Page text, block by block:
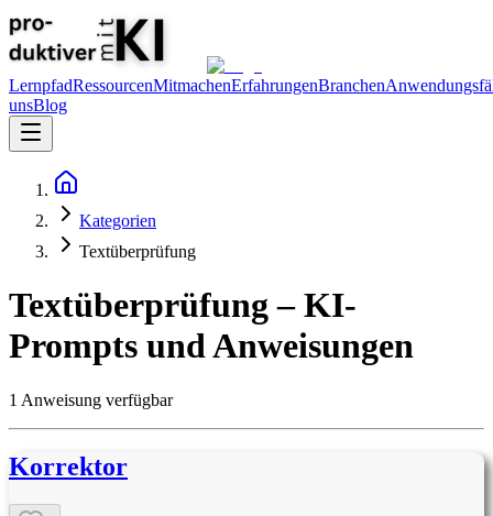
LernpfadRessourcenMitmachenErfahrungenBranchen
unsBlog
Kategorien
Textüberprüfung
Textüberprüfung– KI-
Prompts und Anweisungen
1 Anweisung verfügbar
Korrektor